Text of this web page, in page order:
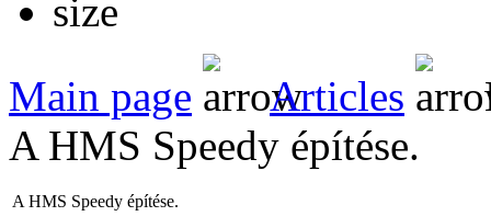
Main page Articles
A HMS Speedy építése.
A HMS Speedy építése.